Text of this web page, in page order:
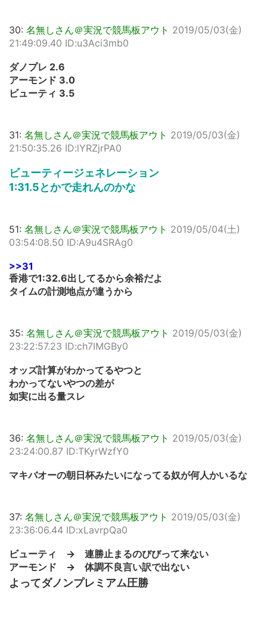
30: 名無しさん＠実況で競馬板アウト 2019/05/03(金)
21:49:09.40 ID:u3Aci3mb0
ダノプレ 2.6
アーモンド 3.0
ビューティ 3.5
31: 名無しさん＠実況で競馬板アウト 2019/05/03(金)
21:50:35.26 ID:lYRZjrPA0
ビューティージェネレーション
1:31.5とかで走れんのかな
51: 名無しさん＠実況で競馬板アウト 2019/05/04(土)
03:54:08.50 ID:A9u4SRAg0
>>31
香港で1:32.6出してるから余裕だよ
タイムの計測地点が違うから
35: 名無しさん＠実況で競馬板アウト 2019/05/03(金)
23:22:57.23 ID:ch7IMGBy0
オッズ計算がわかってるやつと
わかってないやつの差が
如実に出る量スレ
36: 名無しさん＠実況で競馬板アウト 2019/05/03(金)
23:24:00.87 ID:TKyrWzfY0
マキバオーの朝日杯みたいになってる奴が何人かいるな
37: 名無しさん＠実況で競馬板アウト 2019/05/03(金)
23:36:06.44 ID:xLavrpQa0
ビューティ → 連勝止まるのびびって来ない
アーモンド → 体調不良言い訳で出ない
よってダノンプレミアム圧勝